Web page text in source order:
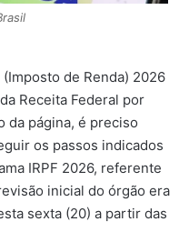
de Renda) 2026
Receita Federal por
da página, é preciso
os passos indicados
IRPF 2026, referente
inicial do órgão era
sexta (20) a partir das